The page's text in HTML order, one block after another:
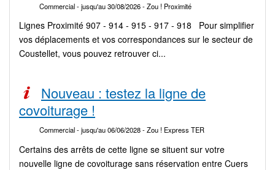
Commercial- jusqu'au 30/08/2026- Zou ! Proximité
Lignes Proximité 907 - 914 - 915 - 917 - 918 Pour simplifier
vos déplacements et vos correspondances sur le secteur de
Coustellet, vous pouvez retrouver ci...
Nouveau : testez la ligne de
covoiturage !
Commercial- jusqu'au 06/06/2028- Zou ! Express TER
Certains des arrêts de cette ligne se situent sur votre
nouvelle ligne de covoiturage sans réservation entre Cuers